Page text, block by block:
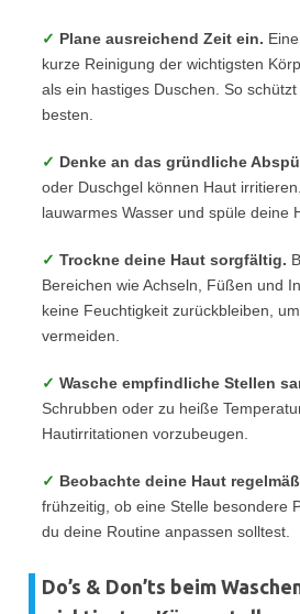
✓ Plane ausreichend Zeit ein.
kurze Reinigung der wichtigsten
als ein hastiges Duschen. So
besten.
✓ Denke an das gründliche
oder Duschgel können Haut
lauwarmes Wasser und spüle deine
✓ Trockne deine Haut sorgfältig.
Bereichen wie Achseln, Füßen und
keine Feuchtigkeit zurückbleiben,
vermeiden.
✓ Wasche empfindliche Stellen
Schrubben oder zu heiße
Hautirritationen vorzubeugen.
✓ Beobachte deine Haut
frühzeitig, ob eine Stelle besondere
du deine Routine anpassen solltest.
Do’s & Don’ts beim